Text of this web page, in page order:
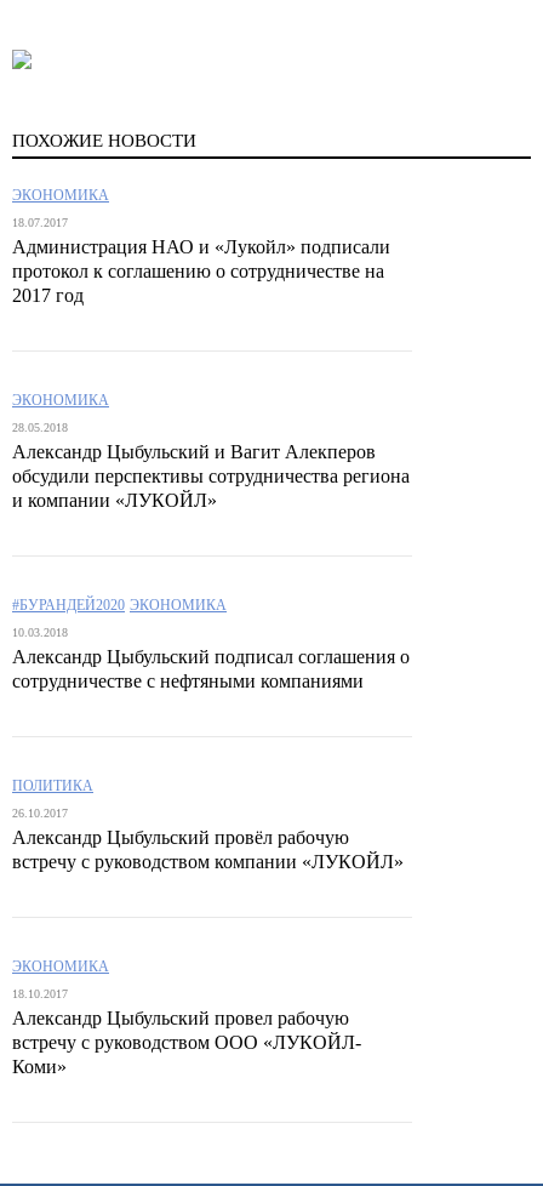
ПОХОЖИЕ НОВОСТИ
ЭКОНОМИКА
18.07.2017
Администрация НАО и «Лукойл» подписали
протокол к соглашению о сотрудничестве на
2017 год
ЭКОНОМИКА
28.05.2018
Александр Цыбульский и Вагит Алекперов
обсудили перспективы сотрудничества региона
и компании «ЛУКОЙЛ»
#БУРАНДЕЙ2020 ЭКОНОМИКА
10.03.2018
Александр Цыбульский подписал соглашения о
сотрудничестве с нефтяными компаниями
ПОЛИТИКА
26.10.2017
Александр Цыбульский провёл рабочую
встречу с руководством компании «ЛУКОЙЛ»
ЭКОНОМИКА
18.10.2017
Александр Цыбульский провел рабочую
встречу с руководством ООО «ЛУКОЙЛ-
Коми»